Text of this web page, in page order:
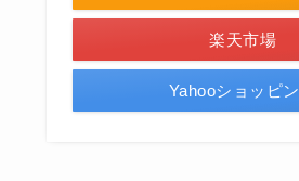
楽天市場
Yahooショッピ